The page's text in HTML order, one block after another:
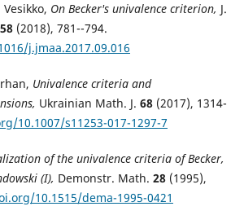
On Becker's univalence criterion, J.
(2018), 781--794.
j.jmaa.2017.09.016
Univalence criteria and
Ukrainian Math. J. 68(2017), 1314-
10.1007/s11253-017-1297-7
of the univalence criteria of Becker,
(I), Demonstr. Math. 28(1995),
10.1515/dema-1995-0421